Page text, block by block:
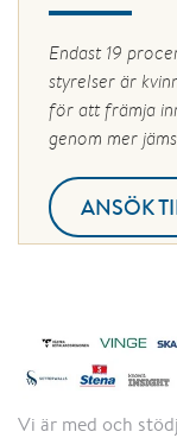
Endast 19
styrelser är
för att främja
genom mer
ANSÖK
Vi är med och